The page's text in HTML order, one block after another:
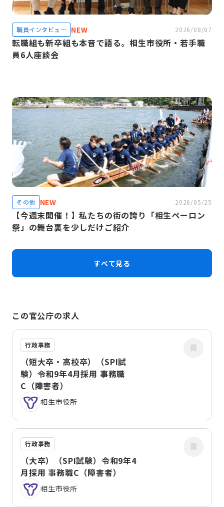
転職組も新卒組も本音で語る。相生市役所・若手職
員6人座談会
職員インタビュー NEW 2026/08/07
【今週末開催！】私たちの街の誇り「相生ペーロン
祭」の舞台裏を少しだけご紹介
その他 NEW 2026/05/25
すべて見る
この官公庁の求人
行政事務
（短大卒・高校卒）（SPI試
験）令和9年4月採用 事務職
C（障害者）
相生市役所
行政事務
（大卒）（SPI試験）令和9年4
月採用 事務職C（障害者）
相生市役所